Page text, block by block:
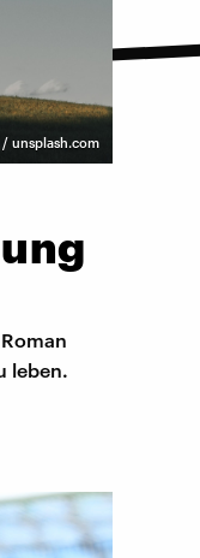
/ unsplash.com
leben.